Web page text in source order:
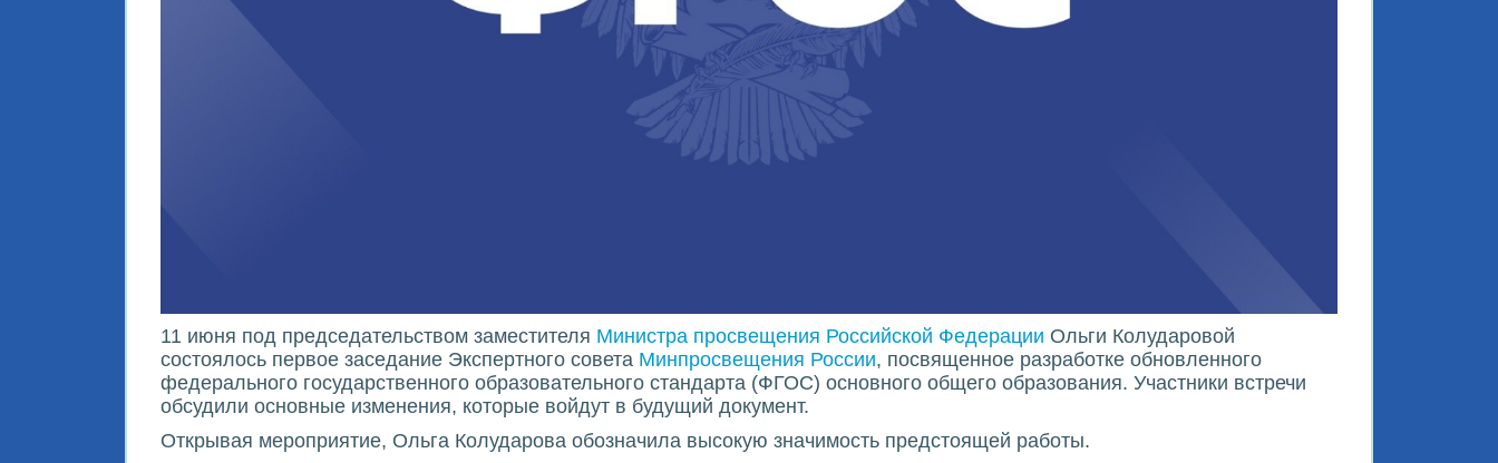
11 июня под председательством заместителя Министра просвещения Российской Федерации Ольги Колударовой
состоялось первое заседание Экспертного совета Минпросвещения России, посвященное разработке обновленного
федерального государственного образовательного стандарта (ФГОС) основного общего образования. Участники встречи
обсудили основные изменения, которые войдут в будущий документ.
Открывая мероприятие, Ольга Колударова обозначила высокую значимость предстоящей работы.